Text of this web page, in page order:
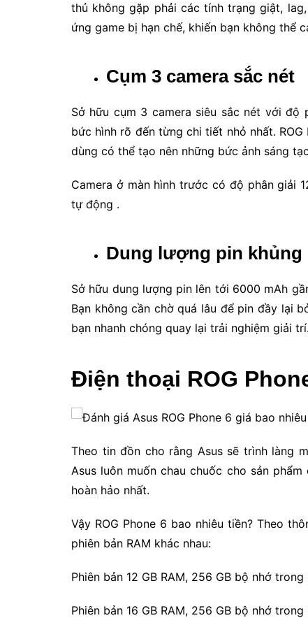
thủ không gặp phải các tính trạng giật,
ứng game bị hạn chế, khiến bạn không thể
Cụm 3 camera sắc nét
Sở hữu cụm 3 camera siêu sắc nét với độ
bức hình rõ đến từng chi tiết nhỏ nhất.
dùng có thể tạo nên những bức ảnh sáng
Camera ở màn hình trước có độ phân giải
tự động .
Dung lượng pin khủng
Sở hữu dung lượng pin lên tới 6000 mAh
Bạn không cần chờ quá lâu để pin đầy lại
bạn nhanh chóng quay lại trải nghiệm giải trí.
Điện thoại ROG
Theo tin đồn cho rằng Asus sẽ trình làng
Asus luôn muốn chau chuốc cho sản
hoàn hảo nhất.
Vậy ROG Phone 6 bao nhiêu tiền? Theo
phiên bản RAM khác nhau:
Phiên bản 12 GB RAM, 256 GB bộ nhớ
Phiên bản 16 GB RAM, 256 GB bộ nhớ